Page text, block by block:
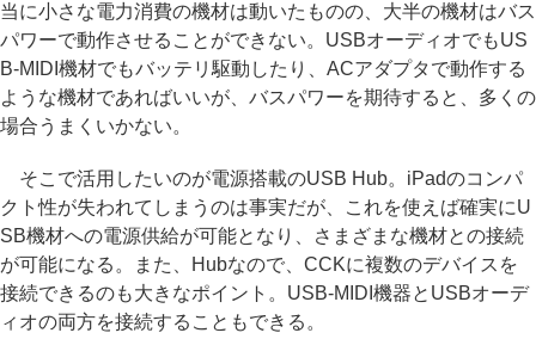
当に小さな電力消費の機材は動いたものの、大半の機材はバス
パワーで動作させることができない。USBオーディオでもUS
B-MIDI機材でもバッテリ駆動したり、ACアダプタで動作する
ような機材であればいいが、バスパワーを期待すると、多くの
場合うまくいかない。
そこで活用したいのが電源搭載のUSB Hub。iPadのコンパ
クト性が失われてしまうのは事実だが、これを使えば確実にU
SB機材への電源供給が可能となり、さまざまな機材との接続
が可能になる。また、Hubなので、CCKに複数のデバイスを
接続できるのも大きなポイント。USB-MIDI機器とUSBオーデ
ィオの両方を接続することもできる。